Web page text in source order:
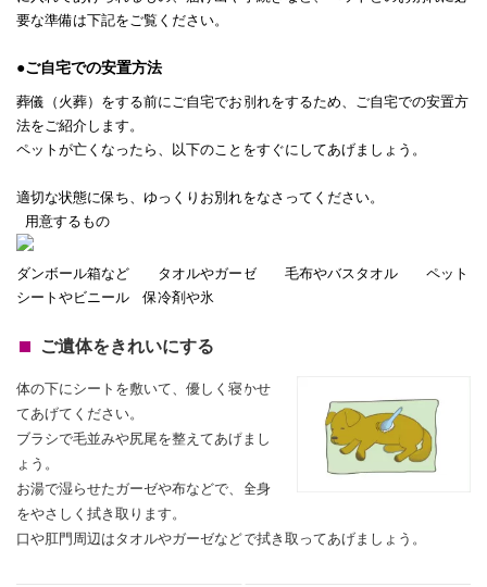
要な準備は下記をご覧ください。
●ご自宅での安置方法
葬儀（火葬）をする前にご自宅でお別れをするため、ご自宅での安置方
法をご紹介します。
ペットが亡くなったら、以下のことをすぐにしてあげましょう。
適切な状態に保ち、ゆっくりお別れをなさってください。
用意するもの
ダンボール箱など タオルやガーゼ 毛布やバスタオル ペット
シートやビニール 保冷剤や氷
ご遺体をきれいにする
体の下にシートを敷いて、優しく寝かせ
てあげてください。
ブラシで毛並みや尻尾を整えてあげまし
ょう。
お湯で湿らせたガーゼや布などで、全身
をやさしく拭き取ります。
口や肛門周辺はタオルやガーゼなどで拭き取ってあげましょう。